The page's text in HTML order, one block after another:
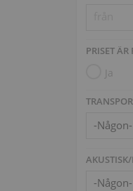
PRISET
Ja